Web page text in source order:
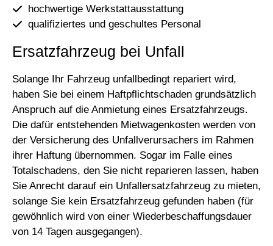
hochwertige Werkstattausstattung
qualifiziertes und geschultes Personal
Ersatzfahrzeug bei Unfall
Solange Ihr Fahrzeug unfallbedingt repariert wird,
haben Sie bei einem Haftpflichtschaden grundsätzlich
Anspruch auf die Anmietung eines Ersatzfahrzeugs.
Die dafür entstehenden Mietwagenkosten werden von
der Versicherung des Unfallverursachers im Rahmen
ihrer Haftung übernommen. Sogar im Falle eines
Totalschadens, den Sie nicht reparieren lassen, haben
Sie Anrecht darauf ein Unfallersatzfahrzeug zu mieten,
solange Sie kein Ersatzfahrzeug gefunden haben (für
gewöhnlich wird von einer Wiederbeschaffungsdauer
von 14 Tagen ausgegangen).